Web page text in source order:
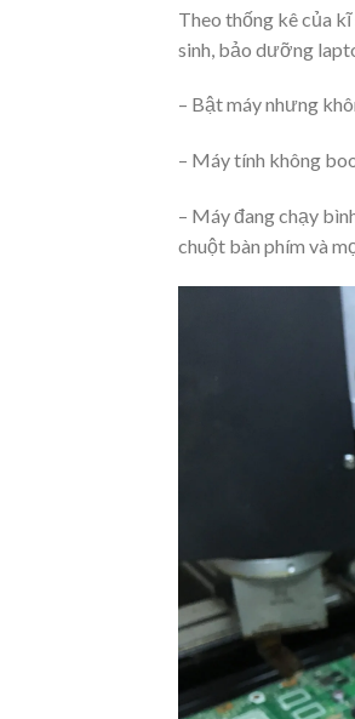
Theo thống kê của
sinh, bảo dưỡng
– Bật máy nhưng
– Máy tính không
– Máy đang chạy
chuột bàn phím và